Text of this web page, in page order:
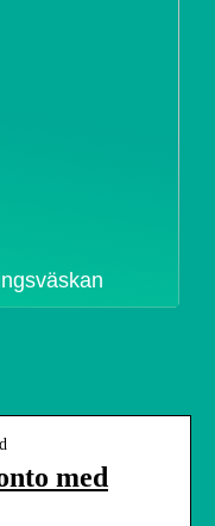
med